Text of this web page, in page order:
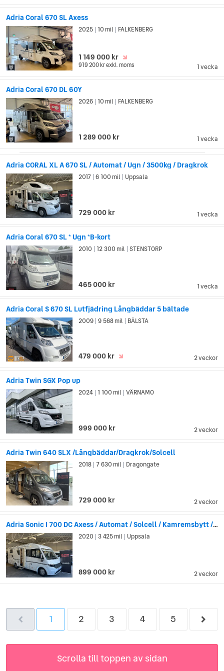
Adria Coral 670 SL Axess
1 vecka
2025 10 mil FALKENBERG
1 149 000 kr
919 200 krexkl. moms
Adria Coral 670 DL 60Y
1 vecka
2026 10 mil FALKENBERG
1 289 000 kr
Adria CORAL XL A 670 SL / Automat / Ugn / 3500kg / Dragkrok
1 vecka
2017 6 100 mil Uppsala
729 000 kr
Adria Coral 670 SL * Ugn *B-kort
1 vecka
2010 12 300 mil STENSTORP
465 000 kr
Adria Coral S 670 SL Lutfjädring Långbäddar 5 bältade
2 veckor
2009 9 568 mil BÅLSTA
479 000 kr
Adria Twin SGX Pop up
2 veckor
2024 1 100 mil VÄRNAMO
999 000 kr
Adria Twin 640 SLX /Långbäddar/Dragkrok/Solcell
2 veckor
2018 7 630 mil Dragongate
729 000 kr
Adria Sonic I 700 DC Axess / Automat / Solcell / Kamremsbytt / Taksän
2 veckor
2020 3 425 mil Uppsala
899 000 kr
1 2 3 4 5
Scrolla till toppen av sidan